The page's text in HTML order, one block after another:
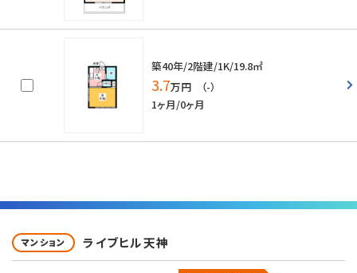
築40年/2階建/1K/19.8㎡
3.7万円 （-）
1ヶ月/0ヶ月
マンション ライブヒル天神